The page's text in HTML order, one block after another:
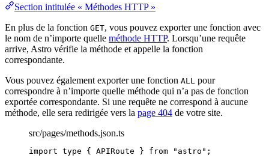
Section intitulée « Méthodes HTTP »
En plus de la fonction GET, vous pouvez exporter une fonction avec
le nom de n’importe quelle méthode HTTP. Lorsqu’une requête
arrive, Astro vérifie la méthode et appelle la fonction
correspondante.
Vous pouvez également exporter une fonction ALL pour
correspondre à n’importe quelle méthode qui n’a pas de fonction
exportée correspondante. Si une requête ne correspond à aucune
méthode, elle sera redirigée vers la page 404 de votre site.
src/pages/methods.json.ts
import type { APIRoute } from " astro " ;